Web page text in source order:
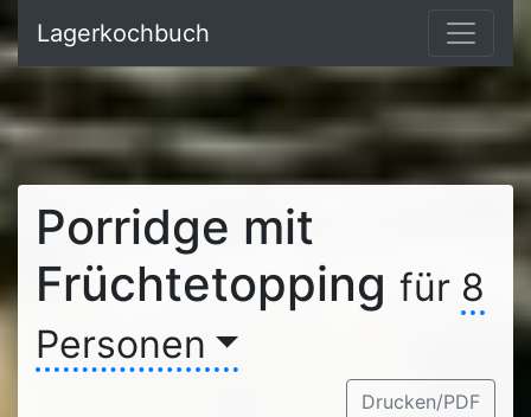
Lagerkochbuch
Porridge mit
Früchtetopping für 8
Personen
Drucken/PDF